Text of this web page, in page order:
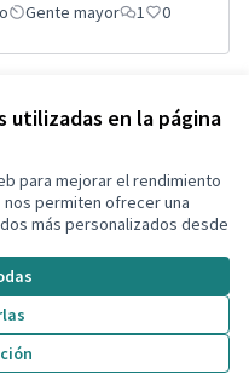
utilizadas en la página
para mejorar el rendimiento
permiten ofrecer una
más personalizados desde
Gente mayor 1 0
Con licencia
(Enlace